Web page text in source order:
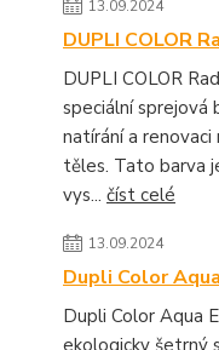
13.09.2024
DUPLI COLOR
DUPLI COLOR
speciální sprejová
natírání a
těles. Tato barva
vys... číst celé
13.09.2024
Dupli Color
Dupli Color Aqua